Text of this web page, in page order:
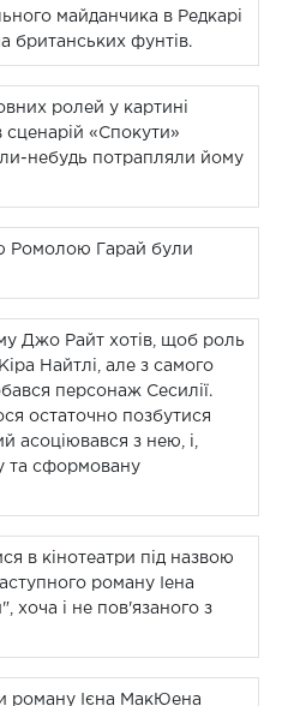
майданчика в Редкарі
британських фунтів.
ролей у картині
«Спокути»
небудь потрапляли йому
Ромолою Гарай були
Джо Райт хотів, щоб роль
Найтлі, але з самого
персонаж Сесилії.
остаточно позбутися
асоціювався з нею, і,
та сформовану
в кінотеатри під назвою
роману Іена
хоча і не пов'язаного з
роману Ієна МакЮена